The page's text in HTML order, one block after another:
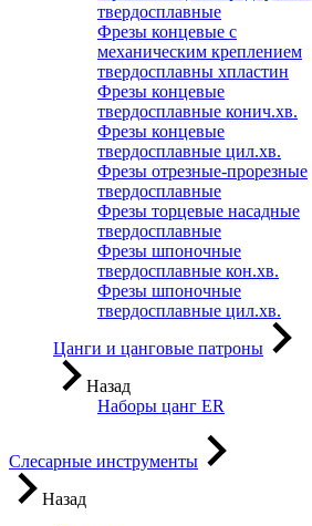
твердосплавные
Фрезы концевые с
механическим креплением
твердосплавны хпластин
Фрезы концевые
твердосплавные конич.хв.
Фрезы концевые
твердосплавные цил.хв.
Фрезы отрезные-прорезные
твердосплавные
Фрезы торцевые насадные
твердосплавные
Фрезы шпоночные
твердосплавные кон.хв.
Фрезы шпоночные
твердосплавные цил.хв.
Цанги и цанговые патроны
Назад
Наборы цанг ER
Слесарные инструменты
Назад